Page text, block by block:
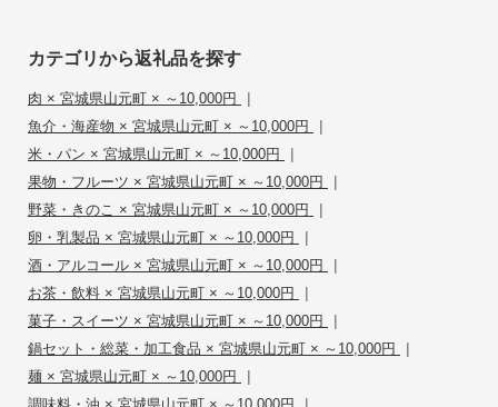
カテゴリから返礼品を探す
肉 × 宮城県山元町 × ～10,000円 |
魚介・海産物 × 宮城県山元町 × ～10,000円 |
米・パン × 宮城県山元町 × ～10,000円 |
果物・フルーツ × 宮城県山元町 × ～10,000円 |
野菜・きのこ × 宮城県山元町 × ～10,000円 |
卵・乳製品 × 宮城県山元町 × ～10,000円 |
酒・アルコール × 宮城県山元町 × ～10,000円 |
お茶・飲料 × 宮城県山元町 × ～10,000円 |
菓子・スイーツ × 宮城県山元町 × ～10,000円 |
鍋セット・総菜・加工食品 × 宮城県山元町 × ～10,000円 |
麺 × 宮城県山元町 × ～10,000円 |
|